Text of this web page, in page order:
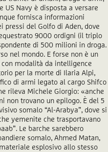
Navy è disposta a versare
fornisca informazioni
del Golfo di Aden, dove
9000 ordigni (il triplo
di 500 milioni in droga.
nel mondo. E forse non è un
modalità da intelligence
per la morte di Ilaria Alpi,
di armi legato al cargo Shifco
rileva Michele Giorgio: «anche
non trovano un epilogo. È del 5
somalo “Al-Arabya”, dove si
yemenite che trasportavano
Le barche sarebbero
somalo, Ahmed Matan,
esplosivo allo stesso